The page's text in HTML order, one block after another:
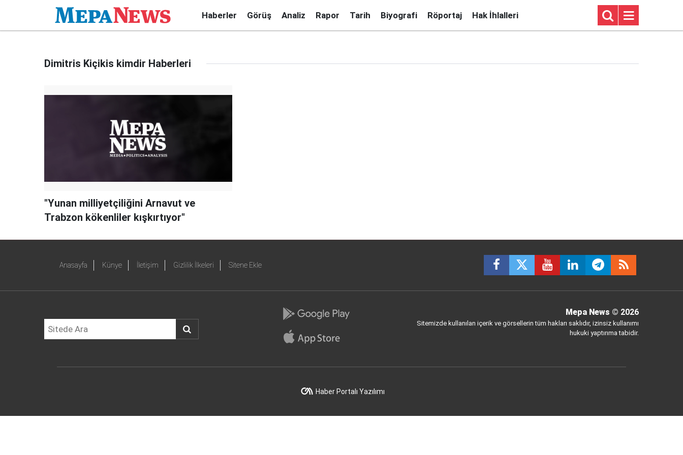
Haberler Görüş Analiz Rapor Tarih Biyografi Röportaj Hak İhlalleri
Dimitris Kiçikis kimdir Haberleri
"Yunan milliyetçiliğini Arnavut ve
Trabzon kökenliler kışkırtıyor"
Anasayfa Künye İletişim Gizlilik İlkeleri Sitene Ekle
Mepa News © 2026
Sitemizde kullanılan içerik ve görsellerin tüm hakları saklıdır, izinsiz kullanımı
hukuki yaptırıma tabidir.
Haber Portalı Yazılımı